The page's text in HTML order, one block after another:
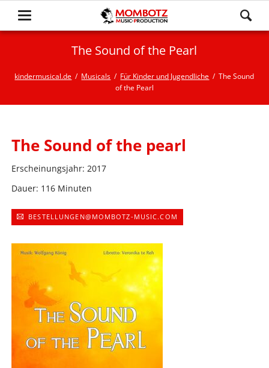
The Sound of the Pearl
kindermusical.de Musicals Für Kinder und Jugendliche
The Sound
of the Pearl
The Sound of the pearl
Erscheinungsjahr: 2017
Dauer: 116 Minuten
BESTELLUNGEN@MOMBOTZ-MUSIC.COM